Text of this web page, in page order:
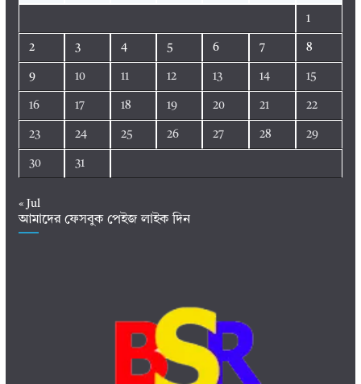
1
2 3 4 5 6 7 8
9 10 11 12 13 14 15
16 17 18 19 20 21 22
23 24 25 26 27 28 29
30 31
« Jul
আমাদের ফেসবুক পেইজ লাইক দিন